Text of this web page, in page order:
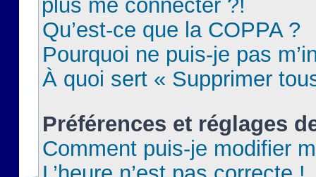
plus me connecter ?!
Qu’est-ce que la COPPA ?
Pourquoi ne puis-je pas
À quoi sert « Supprimer
Préférences et réglages
Comment puis-je modifier